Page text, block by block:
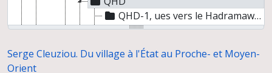
QHD-1, ues vers le Hadramawt et vues de structures
QHD-2
QHD-3
KKH 1, structures A, B, C, D
Serge Cleuziou. Du village à l'État au Proche- et Moyen-
Orient